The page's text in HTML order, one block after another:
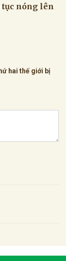
nóng lên
hai thế giới bị